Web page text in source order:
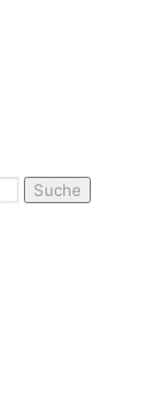
Suche